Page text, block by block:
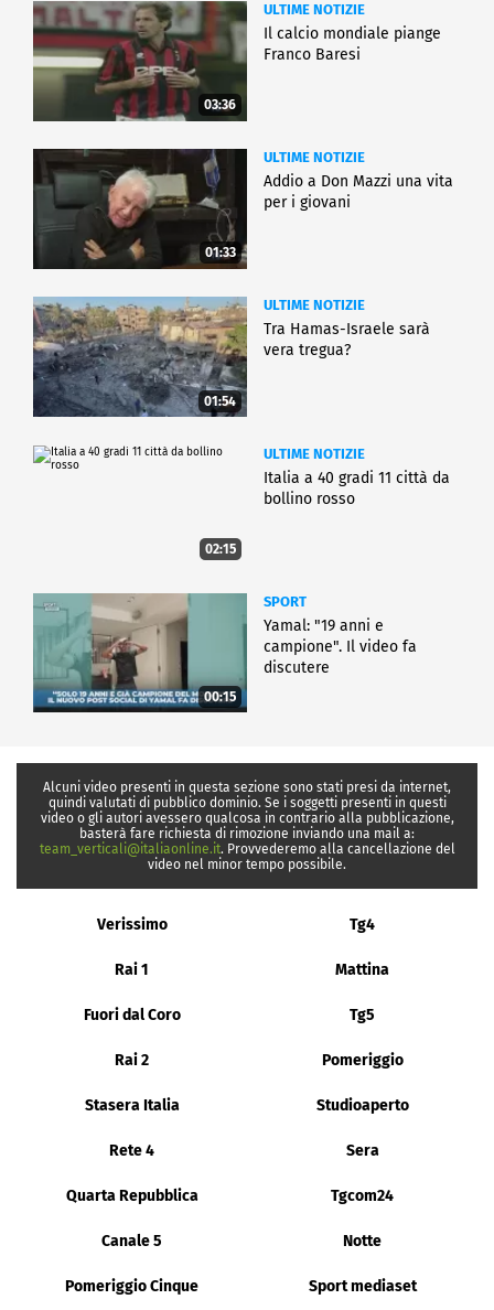
03:36
ULTIME NOTIZIE
Il calcio mondiale piange
Franco Baresi
01:33
ULTIME NOTIZIE
Addio a Don Mazzi una vita
per i giovani
01:54
ULTIME NOTIZIE
Tra Hamas-Israele sarà
vera tregua?
02:15
ULTIME NOTIZIE
Italia a 40 gradi 11 città da
bollino rosso
00:15
SPORT
Yamal: "19 anni e
campione". Il video fa
discutere
Alcuni video presenti in questa sezione sono stati presi da internet,
quindi valutati di pubblico dominio. Se i soggetti presenti in questi
video o gli autori avessero qualcosa in contrario alla pubblicazione,
basterà fare richiesta di rimozione inviando una mail a:
team_verticali@italiaonline.it. Provvederemo alla cancellazione del
video nel minor tempo possibile.
Verissimo Tg4
Rai 1 Mattina
Fuori dal Coro Tg5
Rai 2 Pomeriggio
Stasera Italia Studioaperto
Rete 4 Sera
Quarta Repubblica Tgcom24
Canale 5 Notte
Pomeriggio Cinque Sport mediaset